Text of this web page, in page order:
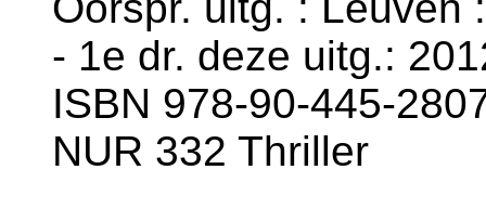
- 1e dr. deze uitg.:
ISBN 978-90-445-
NUR 332 Thriller